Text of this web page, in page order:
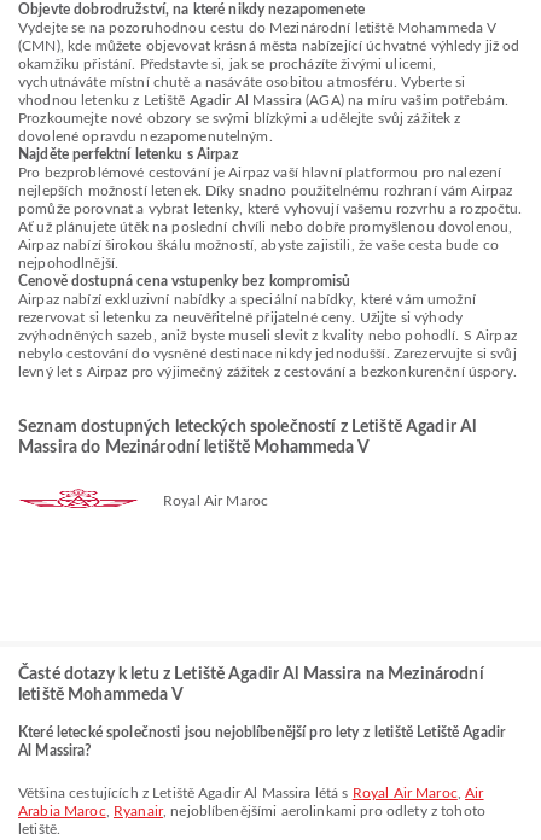
Objevte dobrodružství, na které nikdy nezapomenete
Vydejte se na pozoruhodnou cestu do Mezinárodní letiště Mohammeda V
(CMN), kde můžete objevovat krásná města nabízející úchvatné výhledy již od
okamžiku přistání. Představte si, jak se procházíte živými ulicemi,
vychutnáváte místní chutě a nasáváte osobitou atmosféru. Vyberte si
vhodnou letenku z Letiště Agadir Al Massira (AGA) na míru vašim potřebám.
Prozkoumejte nové obzory se svými blízkými a udělejte svůj zážitek z
dovolené opravdu nezapomenutelným.
Najděte perfektní letenku s Airpaz
Pro bezproblémové cestování je Airpaz vaší hlavní platformou pro nalezení
nejlepších možností letenek. Díky snadno použitelnému rozhraní vám Airpaz
pomůže porovnat a vybrat letenky, které vyhovují vašemu rozvrhu a rozpočtu.
Ať už plánujete útěk na poslední chvíli nebo dobře promyšlenou dovolenou,
Airpaz nabízí širokou škálu možností, abyste zajistili, že vaše cesta bude co
nejpohodlnější.
Cenově dostupná cena vstupenky bez kompromisů
Airpaz nabízí exkluzivní nabídky a speciální nabídky, které vám umožní
rezervovat si letenku za neuvěřitelně přijatelné ceny. Užijte si výhody
zvýhodněných sazeb, aniž byste museli slevit z kvality nebo pohodlí. S Airpaz
nebylo cestování do vysněné destinace nikdy jednodušší. Zarezervujte si svůj
levný let s Airpaz pro výjimečný zážitek z cestování a bezkonkurenční úspory.
Seznam dostupných leteckých společností z Letiště Agadir Al
Massira do Mezinárodní letiště Mohammeda V
Royal Air Maroc
Časté dotazy k letu z Letiště Agadir Al Massira na Mezinárodní
letiště Mohammeda V
Které letecké společnosti jsou nejoblíbenější pro lety z letiště Letiště Agadir
Al Massira?
Většina cestujících z Letiště Agadir Al Massira létá s Royal Air Maroc ,Air
Arabia Maroc
Ryanair, nejoblíbenějšími aerolinkami pro odlety z tohoto
letiště.